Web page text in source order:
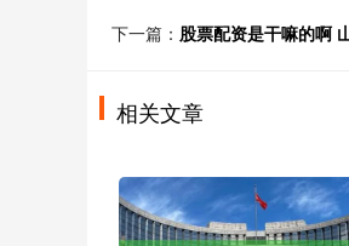
下一篇： 股票配资是干嘛的啊
相关文章